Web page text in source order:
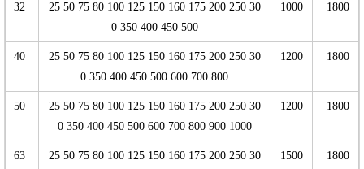
32
25 50 75 80 100 125 150 160 175 200 250 30
0 350 400 450 500
1000 1800
40
25 50 75 80 100 125 150 160 175 200 250 30
0 350 400 450 500 600 700 800
1200 1800
50
25 50 75 80 100 125 150 160 175 200 250 30
0 350 400 450 500 600 700 800 900 1000
1200 1800
63
25 50 75 80 100 125 150 160 175 200 250 30
1500 1800